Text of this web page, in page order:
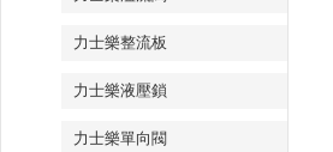
力士樂整流板
力士樂液壓鎖
力士樂單向閥